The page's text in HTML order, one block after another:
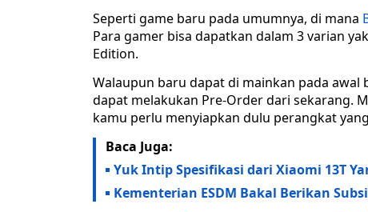
Seperti game baru pada umumnya, di mana
Para gamer bisa dapatkan dalam 3 varian
Edition.
Walaupun baru dapat di mainkan pada
dapat melakukan Pre-Order dari sekarang.
kamu perlu menyiapkan dulu perangkat
Baca Juga:
Yuk Intip Spesifikasi dari Xiaomi 13T
Kementerian ESDM Bakal Berikan